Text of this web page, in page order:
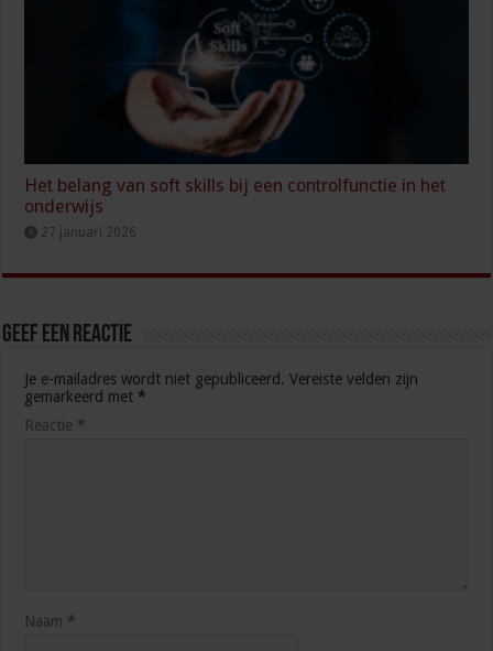
Het belang van soft skills bij een controlfunctie in het
onderwijs
27 januari 2026
Geef een reactie
Je e-mailadres wordt niet gepubliceerd. Vereiste velden zijn
gemarkeerd met *
Reactie *
Naam *